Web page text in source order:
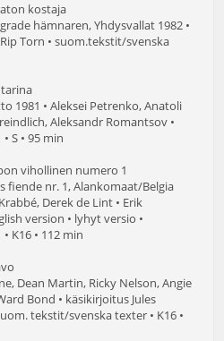
kostaja
hämnaren, Yhdysvallat 1982 •
Torn • suom.tekstit/svenska
1981 • Aleksei Petrenko, Anatoli
Aleksandr Romantsov •
S • 95 min
vihollinen numero 1
fiende nr. 1, Alankomaat/Belgia
Derek de Lint • Erik
version • lyhyt versio •
K16 • 112 min
Dean Martin, Ricky Nelson, Angie
Bond • käsikirjoitus Jules
tekstit/svenska texter • K16 •